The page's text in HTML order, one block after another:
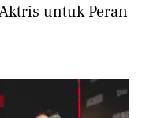
untuk Peran